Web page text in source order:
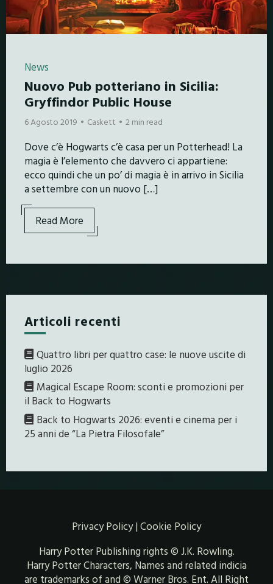
News
Nuovo Pub potteriano in Sicilia:
Gryffindor Public House
6 Agosto 2019 Caskett 2 min read
Dove c’è Hogwarts c’è casa per un Potterhead! La
magia è l’elemento che davvero ci appartiene:
ecco quindi che un po’ di magia è in arrivo in Sicilia
a settembre con un nuovo […]
Read More
Articoli recenti
Quattro libri per quattro case: le nuove uscite di
luglio 2026
Magical Escape Room: sconti e promozioni per
il Back to Hogwarts
Back to Hogwarts 2026: eventi e cinema per i
25 anni de “La Pietra Filosofale”
Privacy Policy| Cookie Policy
Harry Potter Publishing rights © J.K. Rowling.
Harry Potter Characters, Names and related indicia
are trademarks of and © Warner Bros. Ent. All Right